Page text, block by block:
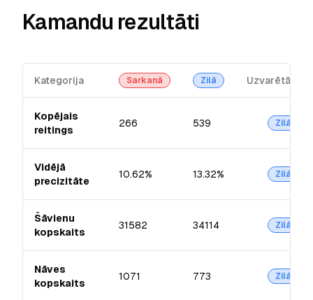
Kamandu rezultāti
Kategorija Sarkanā Zilā Uzvarētājs
Kopējais
reitings
266 539 Zilā
Vidējā
precizitāte
10.62% 13.32% Zilā
Šāvienu
kopskaits
31582 34114 Zilā
Nāves
kopskaits
1071 773 Zilā